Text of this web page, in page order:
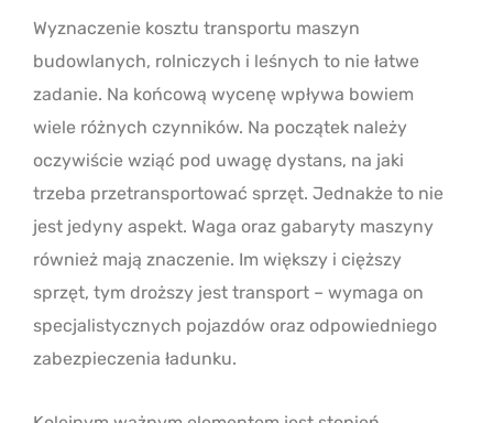
Wyznaczenie kosztu transportu maszyn
budowlanych, rolniczych i leśnych to nie łatwe
zadanie. Na końcową wycenę wpływa bowiem
wiele różnych czynników. Na początek należy
oczywiście wziąć pod uwagę dystans, na jaki
trzeba przetransportować sprzęt. Jednakże to nie
jest jedyny aspekt. Waga oraz gabaryty maszyny
również mają znaczenie. Im większy i cięższy
sprzęt, tym droższy jest transport – wymaga on
specjalistycznych pojazdów oraz odpowiedniego
zabezpieczenia ładunku.